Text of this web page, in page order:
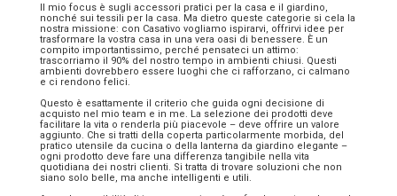
Il mio focus è sugli accessori pratici per la casa e il giardino,
nonché sui tessili per la casa. Ma dietro queste categorie si cela la
nostra missione: con Casativo vogliamo ispirarvi, offrirvi idee per
trasformare la vostra casa in una vera oasi di benessere. È un
compito importantissimo, perché pensateci un attimo:
trascorriamo il 90% del nostro tempo in ambienti chiusi. Questi
ambienti dovrebbero essere luoghi che ci rafforzano, ci calmano
e ci rendono felici.
Questo è esattamente il criterio che guida ogni decisione di
acquisto nel mio team e in me. La selezione dei prodotti deve
facilitare la vita o renderla più piacevole – deve offrire un valore
aggiunto. Che si tratti della coperta particolarmente morbida, del
pratico utensile da cucina o della lanterna da giardino elegante –
ogni prodotto deve fare una differenza tangibile nella vita
quotidiana dei nostri clienti. Si tratta di trovare soluzioni che non
siano solo belle, ma anche intelligenti e utili.